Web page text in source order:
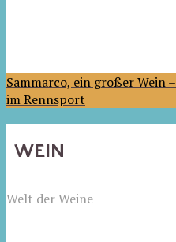
Sammarco, ein großer Wein
im Rennsport
WEIN
Welt der Weine